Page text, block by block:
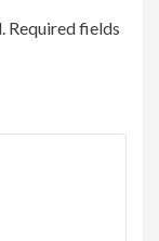
Required fields